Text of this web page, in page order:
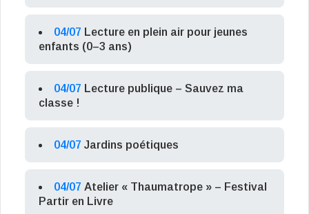
04/07 Lecture en plein air pour jeunes
enfants (0–3 ans)
04/07 Lecture publique – Sauvez ma
classe !
04/07 Jardins poétiques
04/07 Atelier « Thaumatrope » – Festival
Partir en Livre